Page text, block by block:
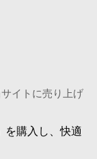
イトに売り上げ
を購入し、快適